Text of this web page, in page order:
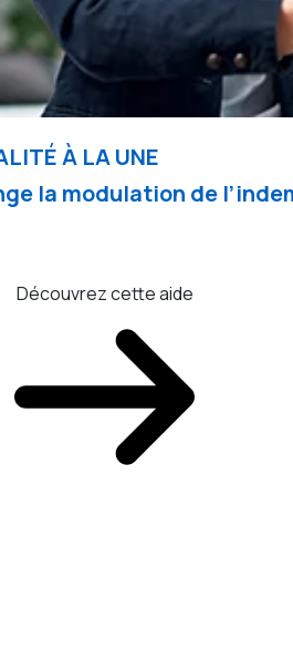
À LA UNE
la modulation de
Découvrez cette aide